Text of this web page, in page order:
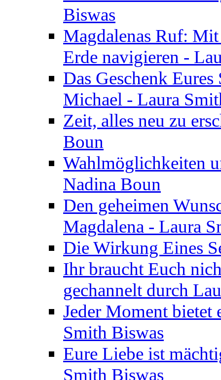
Biswas
Magdalenas Ruf:
Erde navigieren -
Das Geschenk
Michael - Laura
Zeit, alles neu zu
Boun
Wahlmöglichkeiten
Nadina Boun
Den geheimen
Magdalena - Laura
Die Wirkung Eines
Ihr braucht Euch
gechannelt durch
Jeder Moment bietet
Smith Biswas
Eure Liebe ist
Smith Biswas